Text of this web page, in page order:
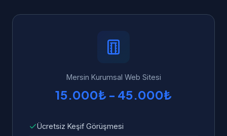
optimizasyonu, mobil uyumluluk ve hızlı
ulaşabilirsiniz. Garanti kapsamında tüm hata
ve sorunlar ücretsiz olarak giderilir.
Mersin Kurumsal Web Sitesi
15.000₺ - 45.000₺
Ücretsiz Keşif Görüşmesi